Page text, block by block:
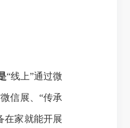
“线上”通过微
信展、 “传承
在家就能开展